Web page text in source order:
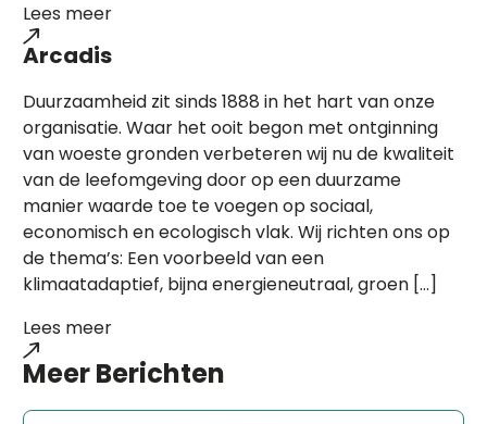
Lees meer
Arcadis
Duurzaamheid zit sinds 1888 in het hart van onze
organisatie. Waar het ooit begon met ontginning
van woeste gronden verbeteren wij nu de kwaliteit
van de leefomgeving door op een duurzame
manier waarde toe te voegen op sociaal,
economisch en ecologisch vlak. Wij richten ons op
de thema’s: Een voorbeeld van een
klimaatadaptief, bijna energieneutraal, groen […]
Lees meer
MeerBerichten